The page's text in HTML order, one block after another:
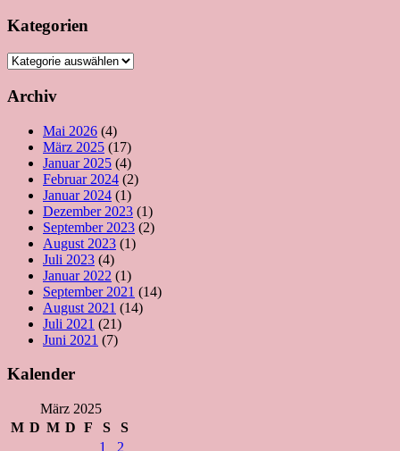
Kategorien
Kategorien
Archiv
Mai 2026 (4)
März 2025 (17)
Januar 2025 (4)
Februar 2024 (2)
Januar 2024 (1)
Dezember 2023 (1)
September 2023 (2)
August 2023 (1)
Juli 2023 (4)
Januar 2022 (1)
September 2021 (14)
August 2021 (14)
Juli 2021 (21)
Juni 2021 (7)
Kalender
März 2025
M D M D F S
S
1
2